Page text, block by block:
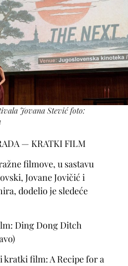
Jovana Stević foto:
— KRATKI FILM
filmove, u sastavu
Jovane Jovičić i
dodelio je sledeće
Ding Dong Ditch
kratki film: A Recipe for a